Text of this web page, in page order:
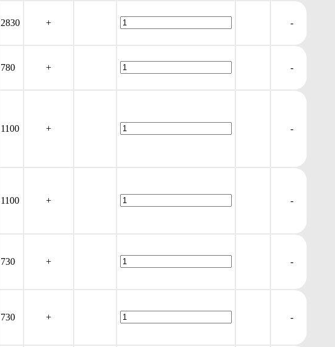
2830 + -
780 + -
1100 + -
1100 + -
730 + -
730 + -